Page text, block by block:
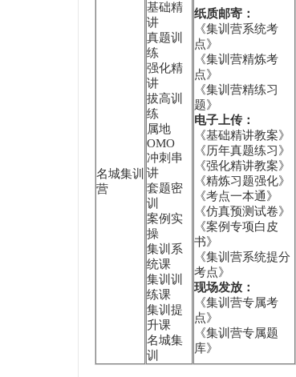
名城集训
营
基础精
讲
真题训
练
强化精
讲
拔高训
练
属地
OMO
冲刺串
讲
套题密
训
案例实
操
集训系
统课
集训训
练课
集训提
升课
名城集
训
纸质邮寄：
《集训营系统考
点》
《集训营精炼考
点》
《集训营精练习
题》
电子上传：
《基础精讲教案》
《历年真题练习》
《强化精讲教案》
《精炼习题强化》
《考点一本通》
《仿真预测试卷》
《案例专项白皮
书》
《集训营系统提分
考点》
现场发放：
《集训营专属考
点》
《集训营专属题
库》